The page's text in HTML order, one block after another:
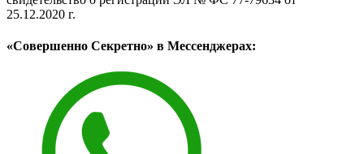
25.12.2020 г.
«Совершенно Секретно» в Мессенджерах: